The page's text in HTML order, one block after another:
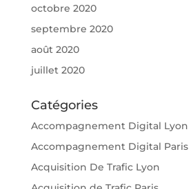
octobre 2020
septembre 2020
août 2020
juillet 2020
Catégories
Accompagnement Digital Lyon
Accompagnement Digital Paris
Acquisition De Trafic Lyon